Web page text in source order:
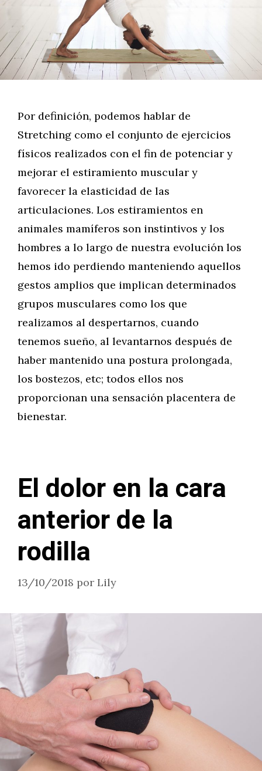
Por definición, podemos hablar de
Stretching como el conjunto de ejercicios
físicos realizados con el fin de potenciar y
mejorar el estiramiento muscular y
favorecer la elasticidad de las
articulaciones. Los estiramientos en
animales mamíferos son instintivos y los
hombres a lo largo de nuestra evolución los
hemos ido perdiendo manteniendo aquellos
gestos amplios que implican determinados
grupos musculares como los que
realizamos al despertarnos, cuando
tenemos sueño, al levantarnos después de
haber mantenido una postura prolongada,
los bostezos, etc; todos ellos nos
proporcionan una sensación placentera de
bienestar.
El dolor en la cara
anterior de la
rodilla
13/10/2018 por Lily